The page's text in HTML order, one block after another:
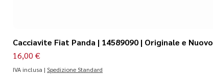
Cacciavite Fiat Panda | 14589090 | Originale e Nuovo
Prezzo
16,00 €
IVA inclusa | Spedizione Standard